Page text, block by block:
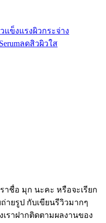
แข็งแรงผิวกระจ่าง
ลดสิวผิวใส
ราชื่อ มุก นะคะ หรือจะเรียก
ายรูป กับเขียนรีวิวมากๆ
เราฝากติดตามผลงานของ